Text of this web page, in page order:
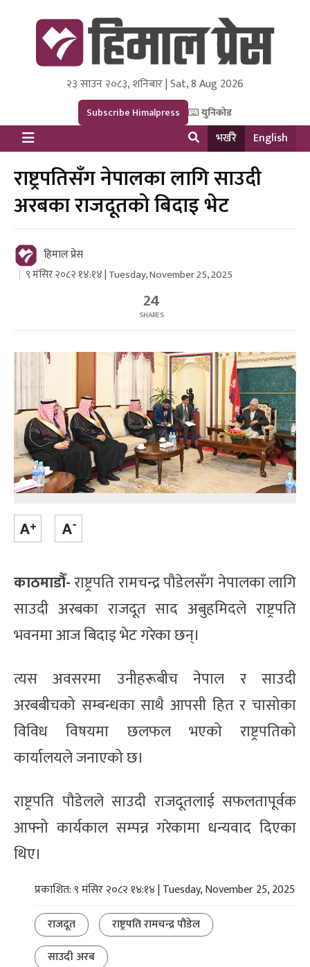
Himal Press
Dot NewsyNepal Media and Research Pvt Ltd.
२३ साउन २०८३, शनिबार | Sat, 8 Aug 2026
Subscribe Himalpress युनिकोड
भर्खरै English
राष्ट्रपतिसँग नेपालका लागि साउदी
अरबका राजदूतको बिदाइ भेट
हिमाल प्रेस
९ मंसिर २०८२ १४:१४ | Tuesday, November 25, 2025
24
SHARES
काठमाडौँ-राष्ट्रपति रामचन्द्र पौडेलसँग नेपालका लागि
साउदी अरबका राजदूत साद अबुहमिदले राष्ट्रपति
भवनमा आज बिदाइ भेट गरेका छन्।
त्यस अवसरमा उनीहरूबीच नेपाल र साउदी
अरबबीचको सम्बन्धका साथै आपसी हित र चासोका
विविध विषयमा छलफल भएको राष्ट्रपतिको
कार्यालयले जनाएको छ।
राष्ट्रपति पौडेलले साउदी राजदूतलाई सफलतापूर्वक
आफ्नो कार्यकाल सम्पन्न गरेकामा धन्यवाद दिएका
थिए।
प्रकाशित: ९ मंसिर २०८२ १४:१४ | Tuesday, November 25, 2025
राजदूत
राष्ट्रपति रामचन्द्र पौडेल
साउदी अरब